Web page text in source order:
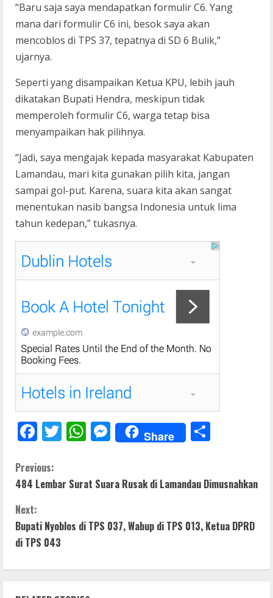
“Baru saja saya mendapatkan formulir C6. Yang
mana dari formulir C6 ini, besok saya akan
mencoblos di TPS 37, tepatnya di SD 6 Bulik,”
ujarnya.
Seperti yang disampaikan Ketua KPU, lebih jauh
dikatakan Bupati Hendra, meskipun tidak
memperoleh formulir C6, warga tetap bisa
menyampaikan hak pilihnya.
“Jadi, saya mengajak kepada masyarakat Kabupaten
Lamandau, mari kita gunakan pilih kita, jangan
sampai gol-put. Karena, suara kita akan sangat
menentukan nasib bangsa Indonesia untuk lima
tahun kedepan,” tukasnya.
F
e
b
o
k
T
er
W
s
p
M
e
e
g
Share
e
C
o
n
t
i
Previous:
484 Lembar Surat Suara Rusak di Lamandau Dimusnahkan
Next:
Bupati Nyoblos di TPS 037, Wabup di TPS 013, Ketua DPRD
di TPS 043